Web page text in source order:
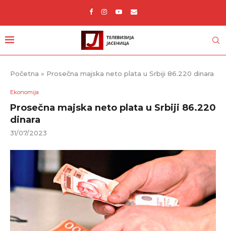
Početna » Prosečna majska neto plata u Srbiji 86.220 dinara
Ekonomija
Prosečna majska neto plata u Srbiji 86.220
dinara
31/07/2023